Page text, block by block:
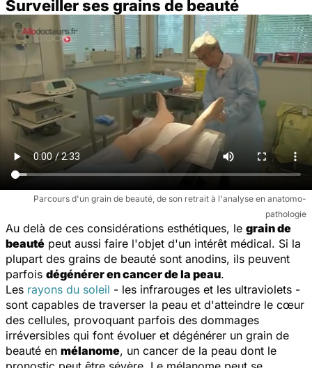
Surveiller ses grains de beauté
Parcours d'un grain de beauté, de son retrait à l'analyse en anatomo-
pathologie
Au delà de ces considérations esthétiques, le grain de
beauté peut aussi faire l'objet d'un intérêt médical. Si la
plupart des grains de beauté sont anodins, ils peuvent
parfois dégénérer en cancer de la peau.
Les rayons du soleil - les infrarouges et les ultraviolets -
sont capables de traverser la peau et d'atteindre le cœur
des cellules, provoquant parfois des dommages
irréversibles qui font évoluer et dégénérer un grain de
beauté en mélanome, un cancer de la peau dont le